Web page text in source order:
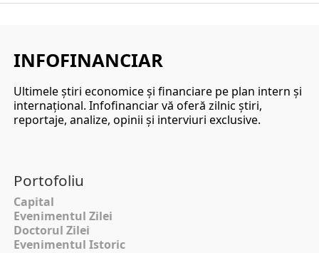
INFOFINANCIAR
Ultimele ştiri economice şi financiare pe plan intern şi
internaţional. Infofinanciar vă oferă zilnic ştiri,
reportaje, analize, opinii şi interviuri exclusive.
Portofoliu
Capital
Evenimentul Zilei
Doctorul Zilei
Evenimentul Istoric